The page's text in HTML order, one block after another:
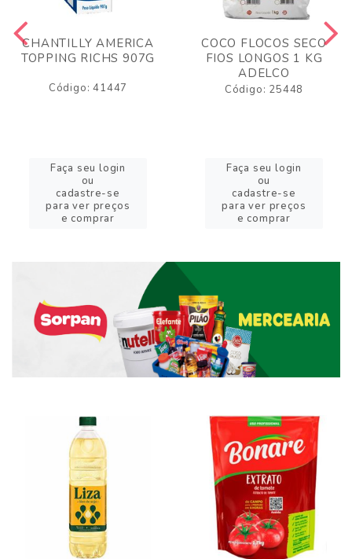
CHANTILLY AMERICA
TOPPING RICHS 907G
Código: 41447
Faça seu login
ou
cadastre-se
para ver preços
e comprar
COCO FLOCOS SECO
FIOS LONGOS 1 KG
ADELCO
Código: 25448
Faça seu login
ou
cadastre-se
para ver preços
e comprar